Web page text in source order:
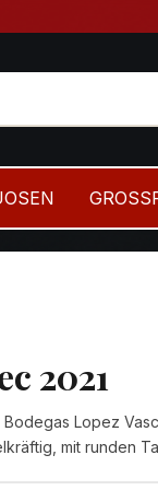
2021
Lopez
mit runden